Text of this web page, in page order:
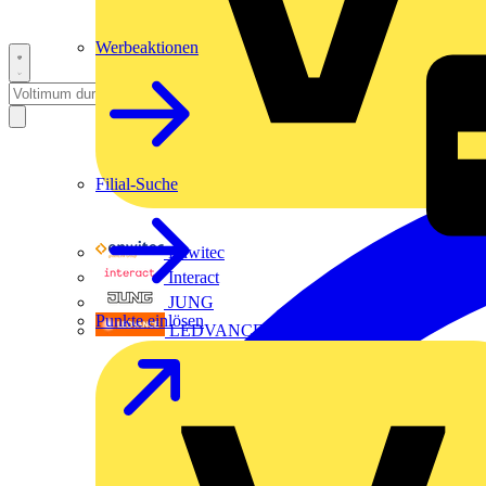
Enwitec
Interact
JUNG
LEDVANCE
Werbeaktionen
Filial-Suche
Punkte einlösen